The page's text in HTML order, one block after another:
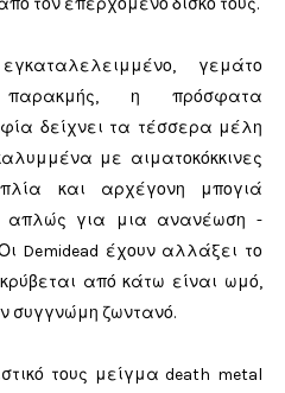
γεμάτο
παρακμής, η πρόσφατα
δείχνει τα τέσσερα μέλη
με αιματοκόκκινες
και αρχέγονη μπογιά
απλώς για μια ανανέωση -
Demidead έχουν αλλάξει το
από κάτω είναι ωμό,
συγγνώμη ζωντανό.
τους μείγμα death metal